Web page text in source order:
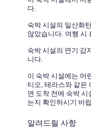
다.
숙박 시설의 일산화
않았습니다. 여행 시
숙박 시설의 연기 감
니다.
이 숙박 시설에는 어
티오, 테라스와 같은
면 도착 전에 숙박
는지 확인하시기 바
알려드릴 사항